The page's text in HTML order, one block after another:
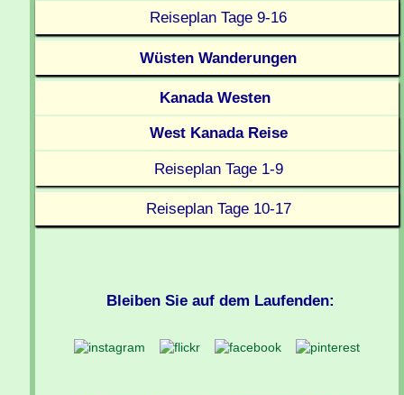
Reiseplan Tage 9-16
Wüsten Wanderungen
Kanada Westen
West Kanada Reise
Reiseplan Tage 1-9
Reiseplan Tage 10-17
Bleiben Sie auf dem Laufenden: